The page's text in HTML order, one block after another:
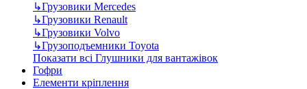
↳Грузовики Mercedes
↳Грузовики Renault
↳Грузовики Volvo
↳Грузоподъемники Toyota
Показати всі Глушники для вантажівок
Гофри
Елементи кріплення